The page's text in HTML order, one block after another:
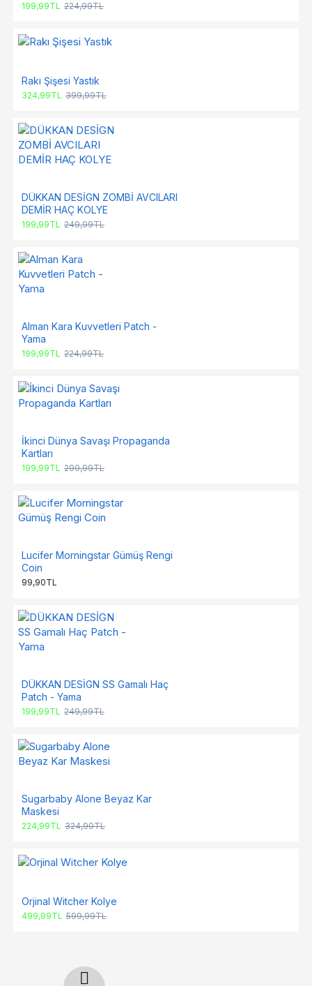
199,99TL 224,99TL
Rakı Şişesi Yastık
324,99TL 399,99TL
DÜKKAN DESİGN ZOMBİ AVCILARI
DEMİR HAÇ KOLYE
199,99TL 249,99TL
Alman Kara Kuvvetleri Patch -
Yama
199,99TL 224,99TL
İkinci Dünya Savaşı Propaganda
Kartları
199,99TL 299,99TL
Lucifer Morningstar Gümüş Rengi
Coin
99,90TL
DÜKKAN DESİGN SS Gamalı Haç
Patch - Yama
199,99TL 249,99TL
Sugarbaby Alone Beyaz Kar
Maskesi
224,99TL 324,99TL
Orjinal Witcher Kolye
499,99TL 599,99TL